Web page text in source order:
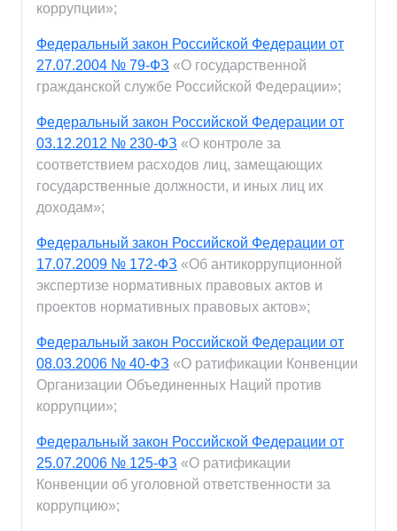
коррупции»;
Федеральный закон Российской Федерации от
27.07.2004 № 79-ФЗ «О государственной
гражданской службе Российской Федерации»;
Федеральный закон Российской Федерации от
03.12.2012 № 230-ФЗ «О контроле за
соответствием расходов лиц, замещающих
государственные должности, и иных лиц их
доходам»;
Федеральный закон Российской Федерации от
17.07.2009 № 172-ФЗ «Об антикоррупционной
экспертизе нормативных правовых актов и
проектов нормативных правовых актов»;
Федеральный закон Российской Федерации от
08.03.2006 № 40-ФЗ «О ратификации Конвенции
Организации Объединенных Наций против
коррупции»;
Федеральный закон Российской Федерации от
25.07.2006 № 125-ФЗ «О ратификации
Конвенции об уголовной ответственности за
коррупцию»;